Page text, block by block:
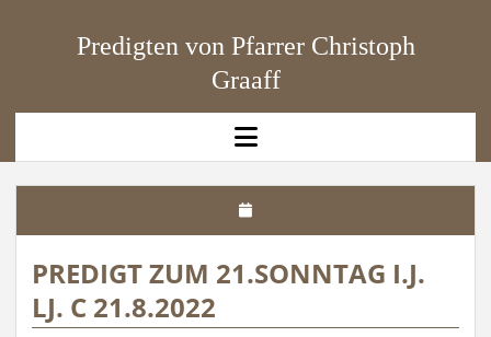
Predigten von Pfarrer Christoph
Graaff
open
menu
PREDIGT ZUM 21.SONNTAG I.J.
LJ. C 21.8.2022